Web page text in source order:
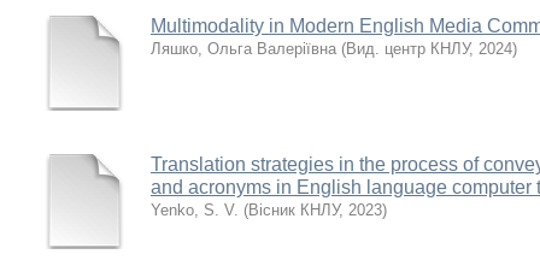
Multimodality in Modern English Media
Ляшко, Ольга Валеріївна (Вид. центр КНЛУ, 2024)
Translation strategies in the process of
and acronyms in English language computer
Yenko, S. V. (Вісник КНЛУ, 2023)